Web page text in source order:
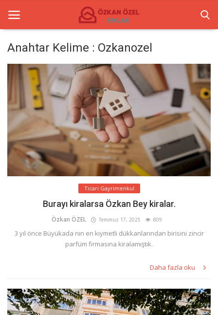
Anasayfa
Ticari Merkezler
Ticari Gayrimenkul
İletişim
Türkçe
Anahtar Kelime : Ozkanozel
Ticari Gayrimenkul
Burayı kiralarsa Özkan Bey kiralar.
Özkan ÖZEL Temmuz 17, 2025 809
3 yıl önce Büyükada nın en kıymetli dükkanlarından birisini zincir
parfüm firmasına kiralamıştık.
Daha fazla oku